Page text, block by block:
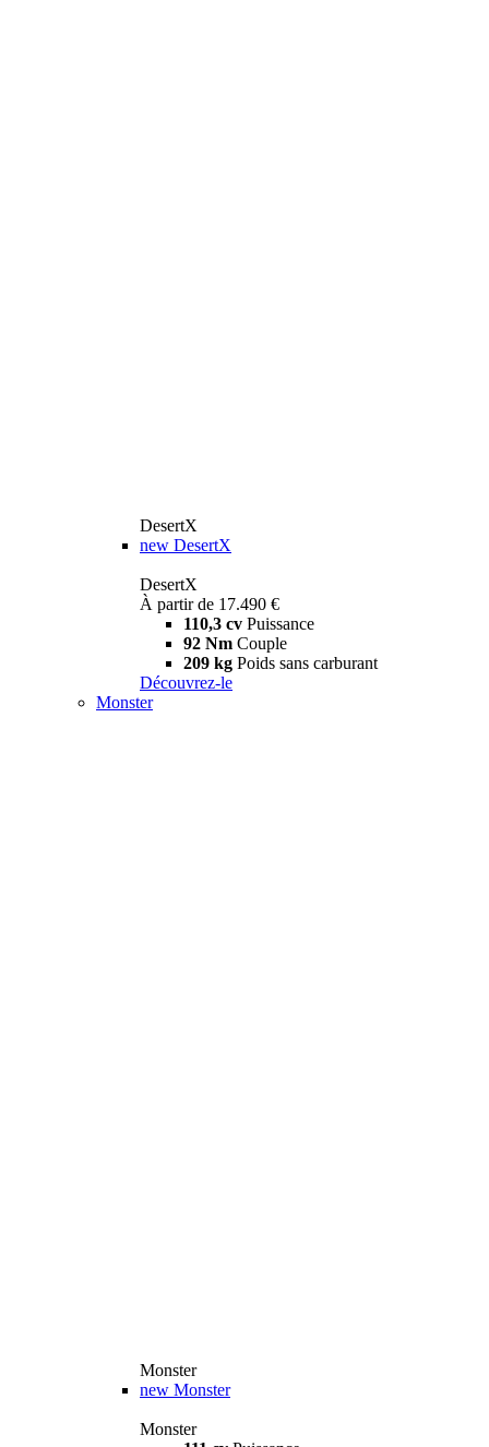
DesertX
new DesertX
DesertX
À partir de 17.490 €
110,3 cv Puissance
92 Nm Couple
209 kg Poids sans carburant
Découvrez-le
Monster
Monster
new Monster
Monster